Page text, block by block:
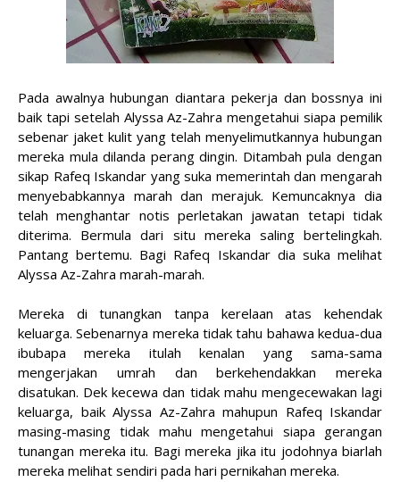
Pada awalnya hubungan diantara pekerja dan bossnya ini
baik tapi setelah Alyssa Az-Zahra mengetahui siapa pemilik
sebenar jaket kulit yang telah menyelimutkannya hubungan
mereka mula dilanda perang dingin. Ditambah pula dengan
sikap Rafeq Iskandar yang suka memerintah dan mengarah
menyebabkannya marah dan merajuk. Kemuncaknya dia
telah menghantar notis perletakan jawatan tetapi tidak
diterima. Bermula dari situ mereka saling bertelingkah.
Pantang bertemu. Bagi Rafeq Iskandar dia suka melihat
Alyssa Az-Zahra marah-marah.
Mereka di tunangkan tanpa kerelaan atas kehendak
keluarga. Sebenarnya mereka tidak tahu bahawa kedua-dua
ibubapa mereka itulah kenalan yang sama-sama
mengerjakan umrah dan berkehendakkan mereka
disatukan. Dek kecewa dan tidak mahu mengecewakan lagi
keluarga, baik Alyssa Az-Zahra mahupun Rafeq Iskandar
masing-masing tidak mahu mengetahui siapa gerangan
tunangan mereka itu. Bagi mereka jika itu jodohnya biarlah
mereka melihat sendiri pada hari pernikahan mereka.